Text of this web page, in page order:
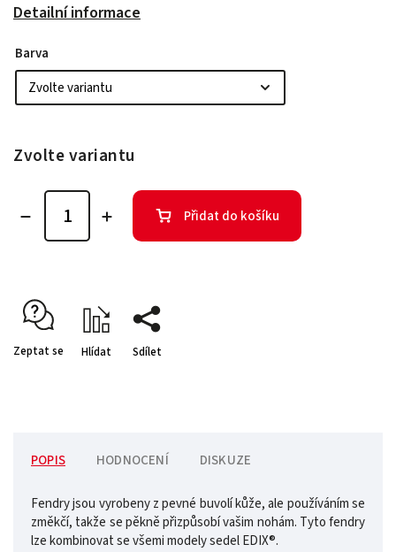
Detailní informace
Barva
Zvolte variantu
Přidat do košíku
Zeptat se Hlídat Sdílet
POPIS HODNOCENÍ DISKUZE
Fendry jsou vyrobeny z pevné buvolí kůže, ale používáním se
změkčí, takže se pěkně přizpůsobí vašim nohám. Tyto fendry
lze kombinovat se všemi modely sedel EDIX®.